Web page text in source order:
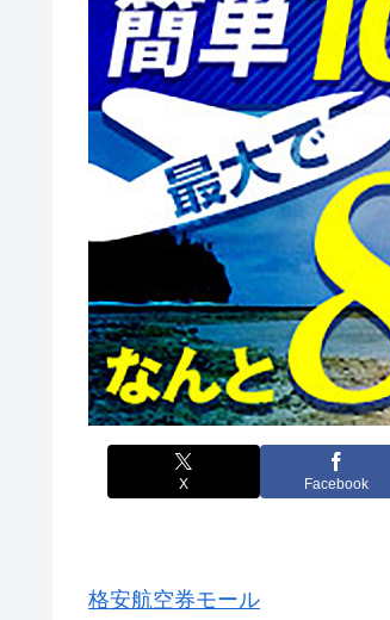
X Facebook
格安航空券モール